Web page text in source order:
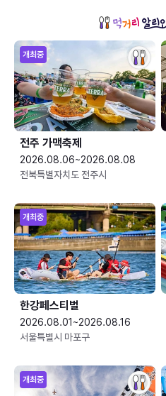
개최중
전주 가맥축제
2026.08.06~2026.08.08
전북특별자치도 전주시
개최중
한강페스티벌
2026.08.01~2026.08.16
서울특별시 마포구
개최중